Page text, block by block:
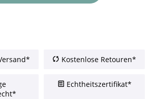
Kostenlose Retouren*
Echtheitszertifikat*